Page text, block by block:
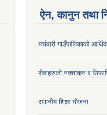
ऐन, कानुन तथा
मर्चवारी गाउँपालिकाको
सेवाहरुको नक्शांकन र
स्थानीय शिक्षा योजना